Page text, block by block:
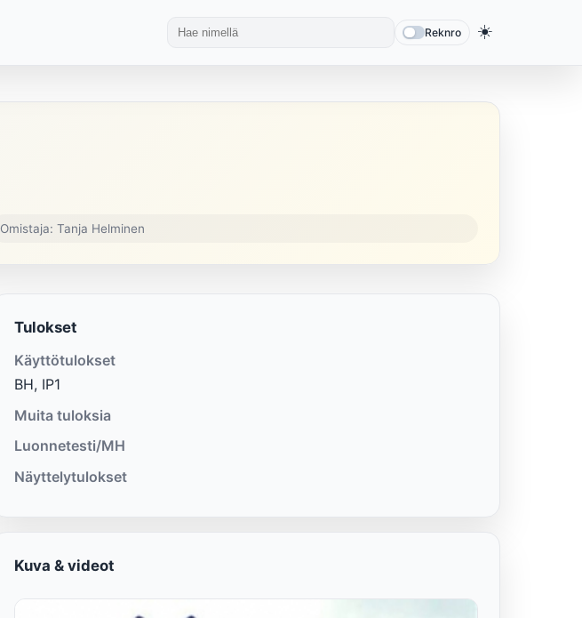
Reknro ☀️
Omistaja: Tanja Helminen
Tulokset
Käyttötulokset
BH, IP1
Muita tuloksia
Luonnetesti/MH
Näyttelytulokset
Kuva & videot